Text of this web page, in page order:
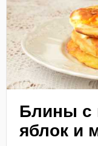
Блины с
яблок и